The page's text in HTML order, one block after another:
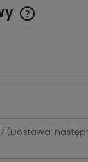
(Dostawa: